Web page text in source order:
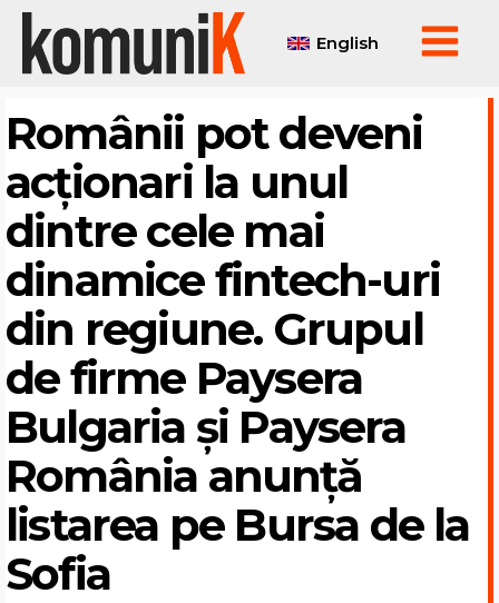
English
Românii pot deveni
acționari la unul
dintre cele mai
dinamice fintech-uri
din regiune. Grupul
de firme Paysera
Bulgaria și Paysera
România anunță
listarea pe Bursa de la
Sofia